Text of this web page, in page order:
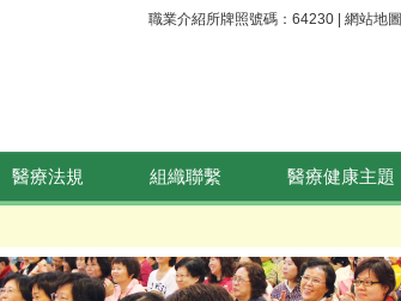
職業介紹所牌照號碼：64230 | 網站地圖
醫療法規 組織聯繫 醫療健康主題